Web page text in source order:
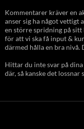
Kommentarer kräver en
anser sig ha något vettigt
en större spridning på
för att vi ska få input &
därmed hålla en bra nivå.
Hittar du inte svar på
där, så kanske det lossnar